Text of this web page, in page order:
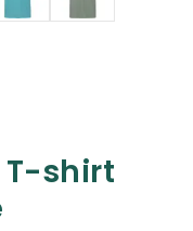
T-shirt